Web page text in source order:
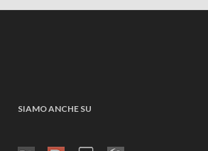
SIAMO ANCHE SU